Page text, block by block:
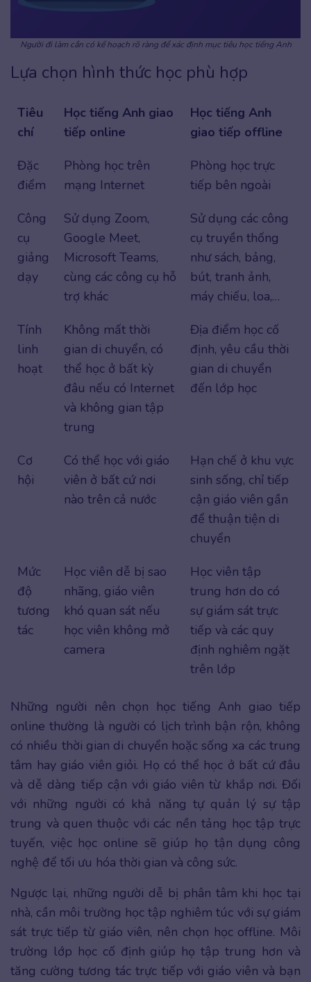
Người đi làm cần có kế hoạch rõ ràng để xác định mục tiêu học tiếng Anh
Lựa chọn hình thức học phù hợp
Tiêu
chí
Học tiếng Anh giao
tiếp online
Học tiếng Anh
giao tiếp offline
Đặc
điểm
Phòng học trên
mạng Internet
Phòng học trực
tiếp bên ngoài
Công
cụ
giảng
dạy
Sử dụng Zoom,
Google Meet,
Microsoft Teams,
cùng các công cụ hỗ
trợ khác
Sử dụng các công
cụ truyền thống
như sách, bảng,
bút, tranh ảnh,
máy chiếu, loa,…
Tính
linh
hoạt
Không mất thời
gian di chuyển, có
thể học ở bất kỳ
đâu nếu có Internet
và không gian tập
trung
Địa điểm học cố
định, yêu cầu thời
gian di chuyển
đến lớp học
Cơ
hội
Có thể học với giáo
viên ở bất cứ nơi
nào trên cả nước
Hạn chế ở khu vực
sinh sống, chỉ tiếp
cận giáo viên gần
để thuận tiện di
chuyển
Mức
độ
tương
tác
Học viên dễ bị sao
nhãng, giáo viên
khó quan sát nếu
học viên không mở
camera
Học viên tập
trung hơn do có
sự giám sát trực
tiếp và các quy
định nghiêm ngặt
trên lớp
Những người nên chọn học tiếng Anh giao tiếp
online thường là người có lịch trình bận rộn, không
có nhiều thời gian di chuyển hoặc sống xa các trung
tâm hay giáo viên giỏi. Họ có thể học ở bất cứ đâu
và dễ dàng tiếp cận với giáo viên từ khắp nơi. Đối
với những người có khả năng tự quản lý sự tập
trung và quen thuộc với các nền tảng học tập trực
tuyến, việc học online sẽ giúp họ tận dụng công
nghệ để tối ưu hóa thời gian và công sức.
Ngược lại, những người dễ bị phân tâm khi học tại
nhà, cần môi trường học tập nghiêm túc với sự giám
sát trực tiếp từ giáo viên, nên chọn học offline. Môi
trường lớp học cố định giúp họ tập trung hơn và
tăng cường tương tác trực tiếp với giáo viên và bạn